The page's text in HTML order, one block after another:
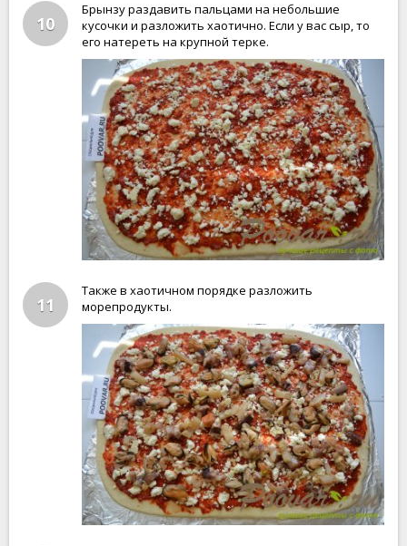
10
Брынзу раздавить пальцами на небольшие
кусочки и разложить хаотично. Если у вас сыр, то
его натереть на крупной терке.
11
Также в хаотичном порядке разложить
морепродукты.